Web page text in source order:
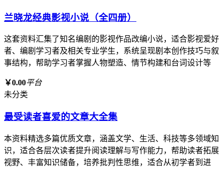
兰晓龙经典影视小说（全四册）
这套资料汇集了知名编剧的影视作品改编小说，适合影视爱好
者、编剧学习者及相关专业学生，系统呈现剧本创作技巧与叙
事结构，帮助学习者掌握人物塑造、情节构建和台词设计等
￥0.00平台
未分类
最受读者喜爱的文章大全集
本资料精选多篇优质文章，涵盖文学、生活、科技等多领域知
识，适合各层次读者提升阅读理解与写作能力，帮助读者拓展
视野、丰富知识储备，培养批判性思维，适合从初学者到进